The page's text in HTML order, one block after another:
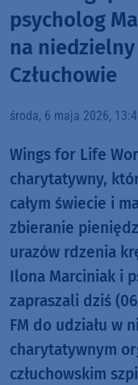
psycholog
na
Człuchowie
środa, 6 maja 2026,
Wings for Life
charytatywny,
całym świecie i
zbieranie
urazów rdzenia
Ilona Marciniak i
zapraszali dziś
FM do udziału w
charytatywnym
człuchowskim